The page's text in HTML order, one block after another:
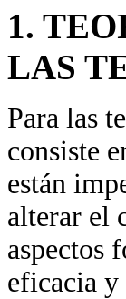
1.
LAS
Para las
consiste
están
alterar el
aspectos
eficacia